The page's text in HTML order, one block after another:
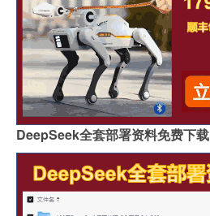
DeepSeek全套部署资料免费下载